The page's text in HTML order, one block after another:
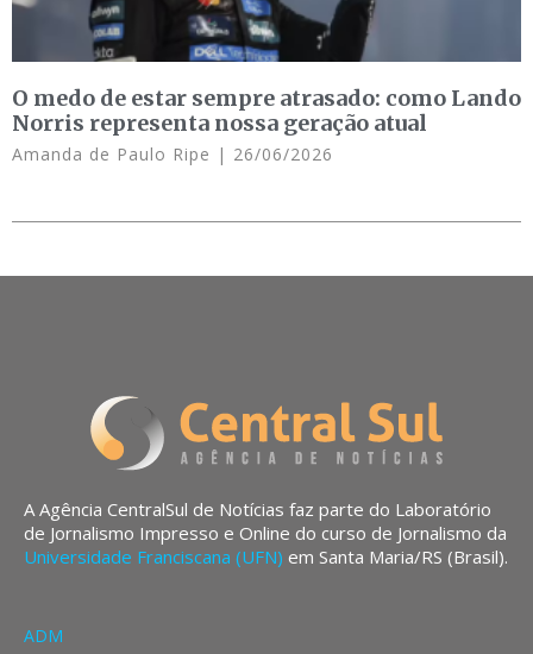
O medo de estar sempre atrasado: como Lando
Norris representa nossa geração atual
Amanda de Paulo Ripe 26/06/2026
A Agência CentralSul de Notícias faz parte do Laboratório
de Jornalismo Impresso e Online do curso de Jornalismo da
Universidade Franciscana (UFN) em Santa Maria/RS (Brasil).
ADM